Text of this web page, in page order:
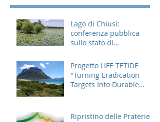
Lago di Chiusi:
conferenza pubblica
sullo stato di
interventi
Progetto LIFE TETIDE
"Turning Eradication
Targets Into Durable
Ripristino delle Praterie e